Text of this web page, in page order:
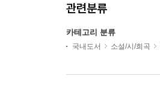
관련분류
카테고리 분류
국내도서 소설/시/희곡